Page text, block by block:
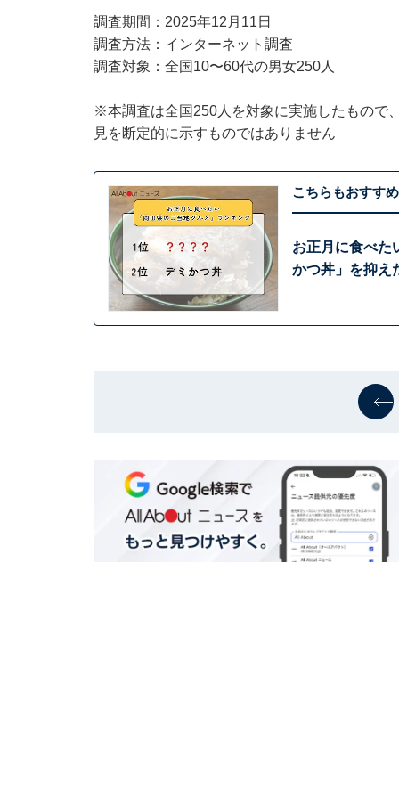
調査期間：2025年12月11日
調査方法：インターネット調査
調査対象：全国10〜60代の男女250人
※本調査は全国250人を対象に実施したもので
見を断定的に示すものではありません
こちらもおすすめ
お正月に食べた
かつ丼」を抑え